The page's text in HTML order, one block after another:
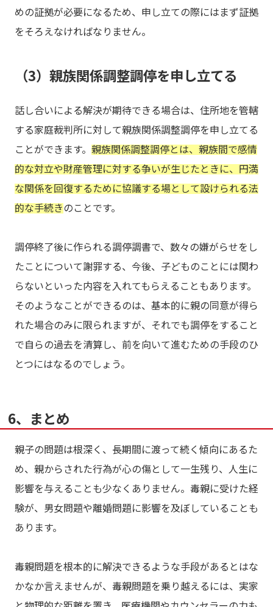
めの証拠が必要になるため、申し立ての際にはまず証拠
をそろえなければなりません。
（3）親族関係調整調停を申し立てる
話し合いによる解決が期待できる場合は、住所地を管轄
する家庭裁判所に対して親族関係調整調停を申し立てる
ことができます。 親族関係調整調停とは、親族間で感情
的な対立や財産管理に対する争いが生じたときに、円満
な関係を回復するために協議する場として設けられる法
的な手続きのことです。
調停終了後に作られる調停調書で、数々の嫌がらせをし
たことについて謝罪する、今後、子どものことには関わ
らないといった内容を入れてもらえることもあります。
そのようなことができるのは、基本的に親の同意が得ら
れた場合のみに限られますが、それでも調停をすること
で自らの過去を清算し、前を向いて進むための手段のひ
とつにはなるのでしょう。
6、まとめ
親子の問題は根深く、長期間に渡って続く傾向にあるた
め、親からされた行為が心の傷として一生残り、人生に
影響を与えることも少なくありません。毒親に受けた経
験が、男女問題や離婚問題に影響を及ぼしていることも
あります。
毒親問題を根本的に解決できるような手段があるとはな
かなか言えませんが、毒親問題を乗り越えるには、実家